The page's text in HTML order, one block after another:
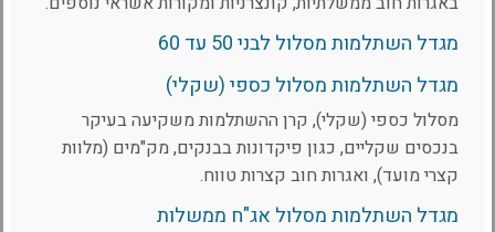
מגדל השתלמות מסלול לבני 50 עד 60
מגדל השתלמות מסלול כספי (שקלי)
מסלול כספי (שקלי), קרן ההשתלמות משקיעה בעיקר
בנכסים שקליים, כגון פיקדונות בבנקים, מק"מים (מלוות
קצרי מועד), ואגרות חוב קצרות טווח.
מגדל השתלמות מסלול אג"ח ממשלות